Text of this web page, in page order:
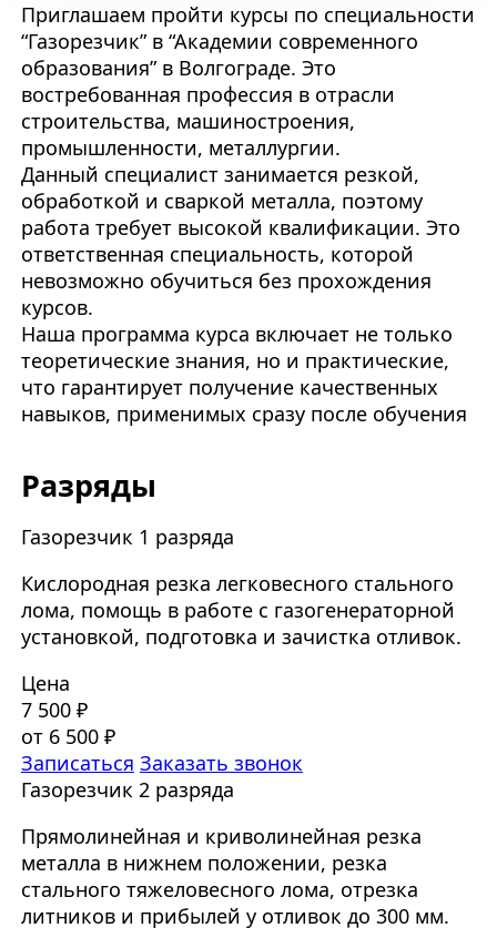
Приглашаем пройти курсы по специальности
“Газорезчик” в “Академии современного
образования” в Волгограде. Это
востребованная профессия в отрасли
строительства, машиностроения,
промышленности, металлургии.
Данный специалист занимается резкой,
обработкой и сваркой металла, поэтому
работа требует высокой квалификации. Это
ответственная специальность, которой
невозможно обучиться без прохождения
курсов.
Наша программа курса включает не только
теоретические знания, но и практические,
что гарантирует получение качественных
навыков, применимых сразу после обучения
Разряды
Газорезчик 1 разряда
Кислородная резка легковесного стального
лома, помощь в работе с газогенераторной
установкой, подготовка и зачистка отливок.
Цена
7 500 ₽
от 6 500 ₽
Записаться Заказать звонок
Газорезчик 2 разряда
Прямолинейная и криволинейная резка
металла в нижнем положении, резка
стального тяжеловесного лома, отрезка
литников и прибылей у отливок до 300 мм.